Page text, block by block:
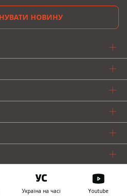
НОВИНУ
Україна на часі Youtube